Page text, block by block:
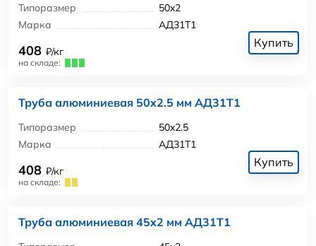
Типоразмер
50x2
Марка
АД31Т1
408 ₽/кг
на складе:
Купить
Труба алюминиевая 50x2.5 мм АД31Т1
Типоразмер
50x2.5
Марка
АД31Т1
408 ₽/кг
на складе:
Купить
Труба алюминиевая 45x2 мм АД31Т1